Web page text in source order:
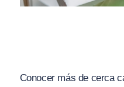
Conocer más de cerca